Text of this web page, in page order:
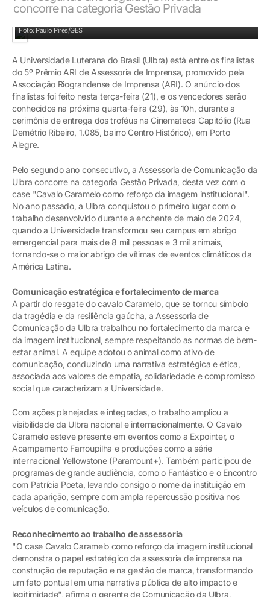
concorre na categoria Gestão Privada
Foto: Paulo Pires/GES
A Universidade Luterana do Brasil (Ulbra) está entre os finalistas
do 5º Prêmio ARI de Assessoria de Imprensa, promovido pela
Associação Riograndense de Imprensa (ARI). O anúncio dos
finalistas foi feito nesta terça-feira (21), e os vencedores serão
conhecidos na próxima quarta-feira (29), às 10h, durante a
cerimônia de entrega dos troféus na Cinemateca Capitólio (Rua
Demétrio Ribeiro, 1.085, bairro Centro Histórico), em Porto
Alegre.
Pelo segundo ano consecutivo, a Assessoria de Comunicação da
Ulbra concorre na categoria Gestão Privada, desta vez com o
case "Cavalo Caramelo como reforço da imagem institucional".
No ano passado, a Ulbra conquistou o primeiro lugar com o
trabalho desenvolvido durante a enchente de maio de 2024,
quando a Universidade transformou seu campus em abrigo
emergencial para mais de 8 mil pessoas e 3 mil animais,
tornando-se o maior abrigo de vítimas de eventos climáticos da
América Latina.
Comunicação estratégica e fortalecimento de marca
A partir do resgate do cavalo Caramelo, que se tornou símbolo
da tragédia e da resiliência gaúcha, a Assessoria de
Comunicação da Ulbra trabalhou no fortalecimento da marca e
da imagem institucional, sempre respeitando as normas de bem-
estar animal. A equipe adotou o animal como ativo de
comunicação, conduzindo uma narrativa estratégica e ética,
associada aos valores de empatia, solidariedade e compromisso
social que caracterizam a Universidade.
Com ações planejadas e integradas, o trabalho ampliou a
visibilidade da Ulbra nacional e internacionalmente. O Cavalo
Caramelo esteve presente em eventos como a Expointer, o
Acampamento Farroupilha e produções como a série
internacional Yellowstone (Paramount+). Também participou de
programas de grande audiência, como o Fantástico e o Encontro
com Patrícia Poeta, levando consigo o nome da instituição em
cada aparição, sempre com ampla repercussão positiva nos
veículos de comunicação.
Reconhecimento ao trabalho de assessoria
"O case Cavalo Caramelo como reforço da imagem institucional
demonstra o papel estratégico da assessoria de imprensa na
construção de reputação e na gestão de marca, transformando
um fato pontual em uma narrativa pública de alto impacto e
legitimidade", afirma o gerente de Comunicação da Ulbra,